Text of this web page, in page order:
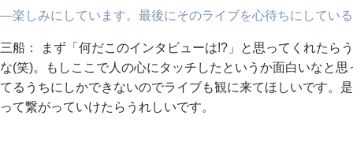
―楽しみにしています。最後にそのライブを心待ちにしてい
三船： まず「何だこのインタビューは!?」と思ってくれたら
な(笑)。もしここで人の心にタッチしたというか面白いなと
てるうちにしかできないのでライブも観に来てほしいです。
って繋がっていけたらうれしいです。